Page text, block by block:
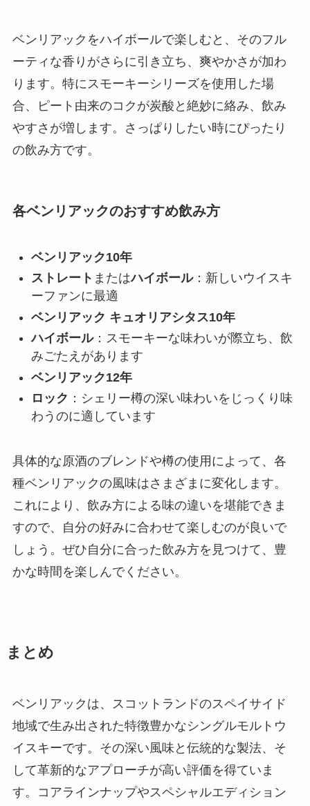
ベンリアックをハイボールで楽しむと、そのフル
ーティな香りがさらに引き立ち、爽やかさが加わ
ります。特にスモーキーシリーズを使用した場
合、ピート由来のコクが炭酸と絶妙に絡み、飲み
やすさが増します。さっぱりしたい時にぴったり
の飲み方です。
各ベンリアックのおすすめ飲み方
ベンリアック10年
ストレート またはハイボール：新しいウイスキ
ーファンに最適
ベンリアック キュオリアシタス10年
ハイボール：スモーキーな味わいが際立ち、飲
みごたえがあります
ベンリアック12年
ロック ：シェリー樽の深い味わいをじっくり味
わうのに適しています
具体的な原酒のブレンドや樽の使用によって、各
種ベンリアックの風味はさまざまに変化します。
これにより、飲み方による味の違いを堪能できま
すので、自分の好みに合わせて楽しむのが良いで
しょう。ぜひ自分に合った飲み方を見つけて、豊
かな時間を楽しんでください。
まとめ
ベンリアックは、スコットランドのスペイサイド
地域で生み出された特徴豊かなシングルモルトウ
イスキーです。その深い風味と伝統的な製法、そ
して革新的なアプローチが高い評価を得ていま
す。コアラインナップやスペシャルエディション